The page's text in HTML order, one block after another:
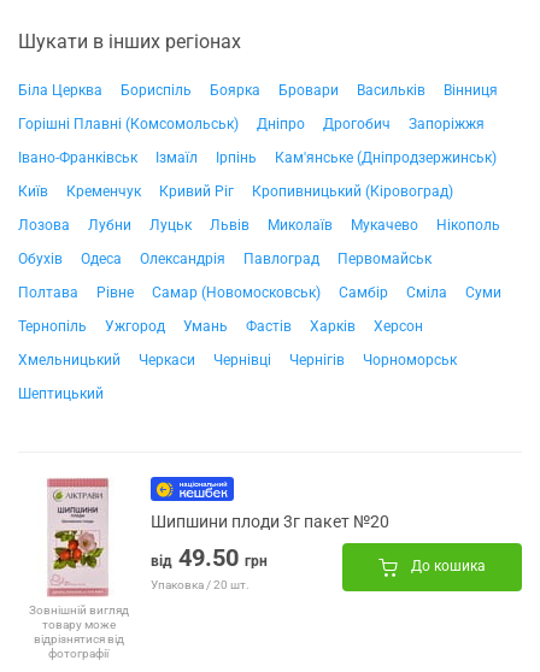
Шукати в інших регіонах
Біла Церква Бориспіль Боярка Бровари Васильків
Вінниця
Горішні Плавні (Комсомольськ)
Дніпро Дрогобич
Запоріжжя
Івано-Франківськ
Ізмаїл Ірпінь
Кам'янське (Дніпродзержинськ)
Київ
Кременчук Кривий Ріг
Кропивницький (Кіровоград)
Лозова
Лубни Луцьк Львів Миколаїв Мукачево
Нікополь
Обухів
Одеса Олександрія Павлоград
Первомайськ
Полтава
Рівне Самар (Новомосковськ) Самбір Сміла
Суми
Тернопіль
Ужгород Умань Фастів Харків
Херсон
Хмельницький
Черкаси Чернівці Чернігів
Чорноморськ
Шептицький
Зовнішній вигляд
товару може
відрізнятися від
фотографії
Шипшини плоди 3г пакет №20
від 49.50 грн
Упаковка / 20 шт.
До кошика